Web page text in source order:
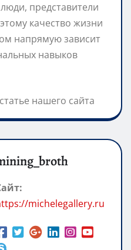
представители
качество жизни
напрямую зависит
навыков
нашего сайта
michelegallery.ru